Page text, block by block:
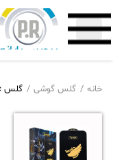
خانه گلس گوشی گلس Anti Static سامسونگ مدل A14